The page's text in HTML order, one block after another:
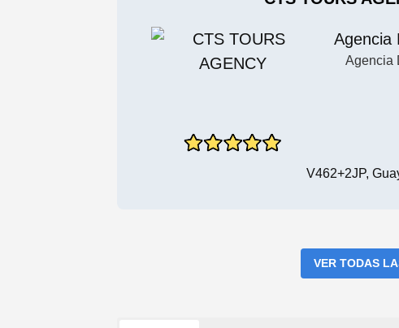
Agencia
Agencia
V462+2JP,
VER TODAS